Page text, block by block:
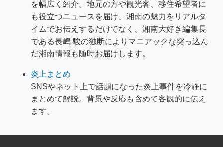
を幅広く紹介。地元の方や観光客、移住希望者に
も役立つニュースを届け、湘南の魅力をリアルタ
イムでお伝えするだけでなく、湘南大好き編集長
である長嶋 駿の独断によりマニアックな突っ込ん
だ湘南情報も随時お届けします。
炎上まとめ
SNSやネット上で話題になった炎上事件を冷静に
まとめて解説。背景や反応も含めて客観的に伝え
ます。